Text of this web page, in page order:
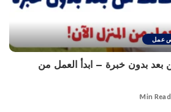
عمل
بدون خبرة – ابدأ العمل من